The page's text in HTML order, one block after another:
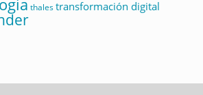
thalestransformación digital